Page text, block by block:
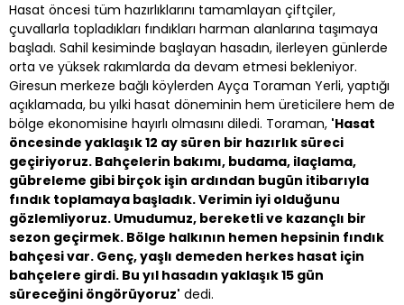
Hasat öncesi tüm hazırlıklarını tamamlayan çiftçiler,
çuvallarla topladıkları fındıkları harman alanlarına taşımaya
başladı. Sahil kesiminde başlayan hasadın, ilerleyen günlerde
orta ve yüksek rakımlarda da devam etmesi bekleniyor.
Giresun merkeze bağlı köylerden Ayça Toraman Yerli, yaptığı
açıklamada, bu yılki hasat döneminin hem üreticilere hem de
bölge ekonomisine hayırlı olmasını diledi. Toraman, 'Hasat
öncesinde yaklaşık 12 ay süren bir hazırlık süreci
geçiriyoruz. Bahçelerin bakımı, budama, ilaçlama,
gübreleme gibi birçok işin ardından bugün itibarıyla
fındık toplamaya başladık. Verimin iyi olduğunu
gözlemliyoruz. Umudumuz, bereketli ve kazançlı bir
sezon geçirmek. Bölge halkının hemen hepsinin fındık
bahçesi var. Genç, yaşlı demeden herkes hasat için
bahçelere girdi. Bu yıl hasadın yaklaşık 15 gün
süreceğini öngörüyoruz' dedi.